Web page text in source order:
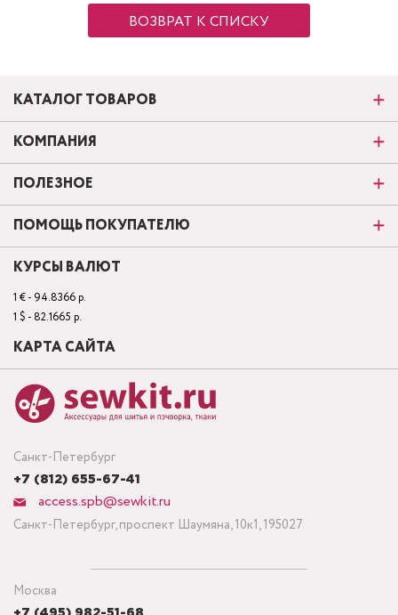
ВОЗВРАТ К СПИСКУ
Санкт-Петербург
+7 (812) 655-67-41
access.spb@sewkit.ru
Санкт-Петербург, проспект Шаумяна, 10к1, 195027
Москва
КАТАЛОГ ТОВАРОВ
КОМПАНИЯ
ПОЛЕЗНОЕ
ПОМОЩЬ ПОКУПАТЕЛЮ
КУРСЫ ВАЛЮТ
1 € - 94.8366 р.
1 $ - 82.1665 р.
КАРТА САЙТА